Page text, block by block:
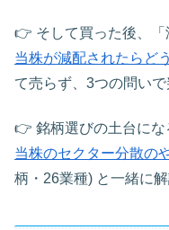
👉 そして買った後、
当株が減配されたらど
て売らず、3つの問いで
👉 銘柄選びの土台に
当株のセクター分散の
柄・26業種) と一緒に解